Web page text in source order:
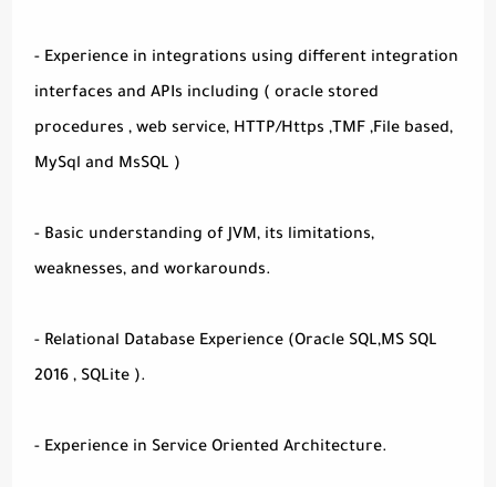
- Experience in integrations using different integration
interfaces and APIs including ( oracle stored
procedures , web service, HTTP/Https ,TMF ,File based,
MySql and MsSQL )
- Basic understanding of JVM, its limitations,
weaknesses, and workarounds.
- Relational Database Experience (Oracle SQL,MS SQL
2016 , SQLite ).
- Experience in Service Oriented Architecture.